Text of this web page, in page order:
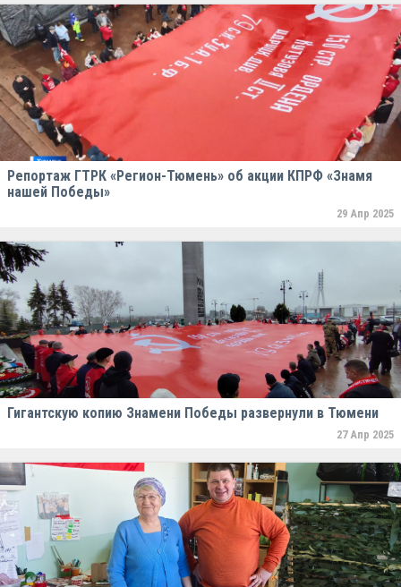
Репортаж ГТРК «Регион-Тюмень» об акции КПРФ «Знамя
нашей Победы»
29 Апр 2025
Гигантскую копию Знамени Победы развернули в Тюмени
27 Апр 2025